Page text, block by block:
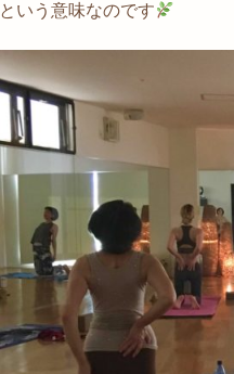
という意味なのです